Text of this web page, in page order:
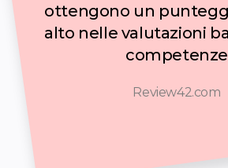
ottengono un
alto nelle valutazioni
competenze
Review42.com